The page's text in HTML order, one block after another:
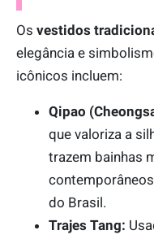
Os vestidos
elegância e
icônicos incluem:
Qipao
que valoriza a
trazem bainhas
do Brasil.
Trajes Tang: